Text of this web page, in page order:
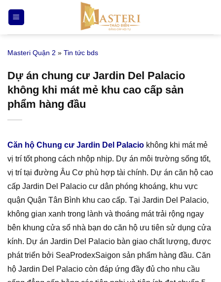
qua
nội
Masteri Quận 2 » Tin tức bds
Dự án chung cư Jardin Del Palacio
không khi mát mẻ khu cao cấp sản
phẩm hàng đầu
Căn hộ Chung cư Jardin Del Palacio không khi mát mẻ
vị trí tốt phong cách nhộp nhịp. Dự án môi trường sống tốt,
vị trí tại đường Âu Cơ phù hợp tài chính. Dự án căn hộ cao
cấp Jardin Del Palacio cư dân phóng khoáng, khu vực
quận Quận Tân Bình khu cao cấp. Tại Jardin Del Palacio,
không gian xanh trong lành và thoáng mát trải rộng ngay
bên khung cửa sổ nhà bạn do căn hộ ưu tiên sử dụng cửa
kính. Dự án Jardin Del Palacio bàn giao chất lượng, được
phát triển bởi SeaProdexSaigon sản phẩm hàng đầu. Căn
hộ Jardin Del Palacio còn đáp ứng đầy đủ cho nhu cầu